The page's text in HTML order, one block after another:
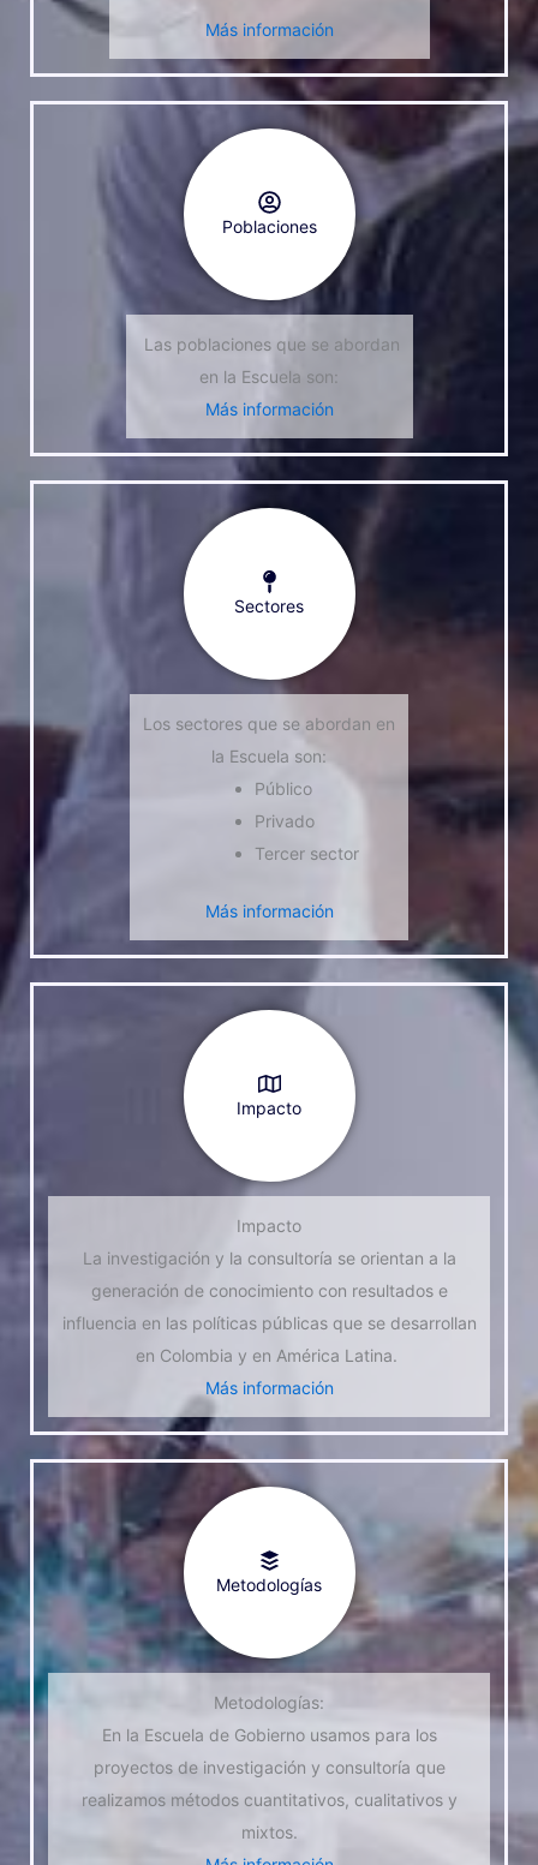
Más información
Poblaciones
Las poblaciones que se abordan
en la Escuela son:
Más información
Sectores
Los sectores que se abordan en
la Escuela son:
Público
Privado
Tercer sector
Más información
Impacto
Impacto
La investigación y la consultoría se orientan a la
generación de conocimiento con resultados e
influencia en las políticas públicas que se desarrollan
en Colombia y en América Latina.
Más información
Metodologías
Metodologías:
En la Escuela de Gobierno usamos para los
proyectos de investigación y consultoría que
realizamos métodos cuantitativos, cualitativos y
mixtos.